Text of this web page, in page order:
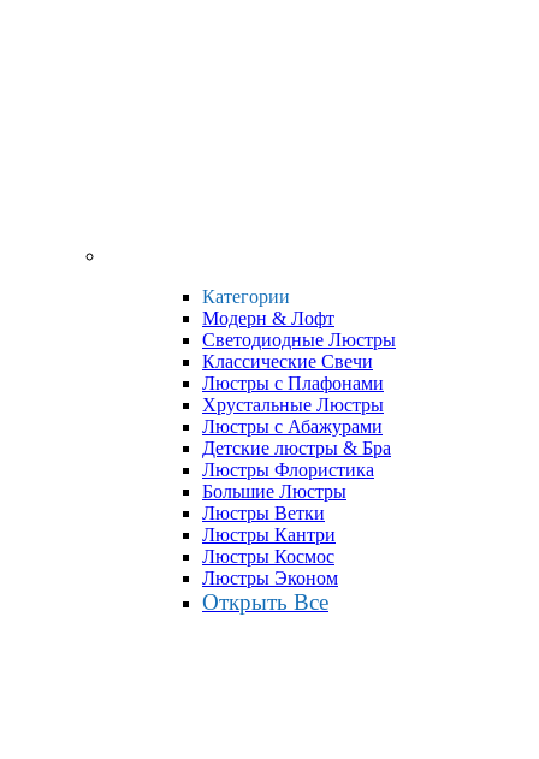
Категории
Модерн & Лофт
Светодиодные Люстры
Классические Свечи
Люстры с Плафонами
Хрустальные Люстры
Люстры с Абажурами
Детские люстры & Бра
Люстры Флористика
Большие Люстры
Люстры Ветки
Люстры Кантри
Люстры Космос
Люстры Эконом
Открыть Все